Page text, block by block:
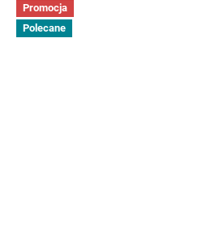
Promocja
Polecane